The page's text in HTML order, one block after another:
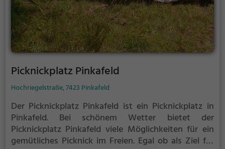
Picknickplatz Pinkafeld
Hochriegelstraße, 7423 Pinkafeld
Der Picknickplatz Pinkafeld ist ein Picknickplatz in
Pinkafeld. Bei schönem Wetter bietet der
Picknickplatz Pinkafeld viele Möglichkeiten für ein
gemütliches Picknick im Freien. Egal ob als Ziel für